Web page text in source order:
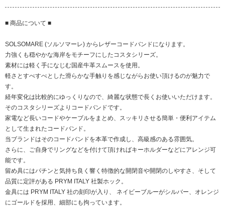
■ 商品について ■
SOLSOMARE (ソルソマーレ) からレザーコードバンドになります。
力強くも穏やかな海岸をモチーフにしたコスタシリーズ。
素材には軽く手になじむ国産牛革スムースを使用。
軽さとすべすべとした滑らかな手触りを感じながらお使い頂けるのが魅力で
す。
経年変化は比較的にゆっくりなので、綺麗な状態で長くお使いいただけます。
そのコスタシリーズよりコードバンドです。
家電など長いコードやケーブルをまとめ、スッキリさせる簡単・便利アイテム
として生まれたコードバンド。
当ブランドはそのコードバンドを本革で作成し、高級感のある雰囲気。
さらに、ご自身でリングなどを付けて頂ければキーホルダーなどにアレンジ可
能です。
留め具にはパチンと気持ち良く響く特徴的な開閉音や開閉のしやすさ、そして
品質に定評がある PRYM ITALY 社製ホック。
金具には PRYM ITALY 社の刻印が入り、 ネイビーブルーがシルバー、オレンジ
にゴールドを採用、細部にも拘っています。